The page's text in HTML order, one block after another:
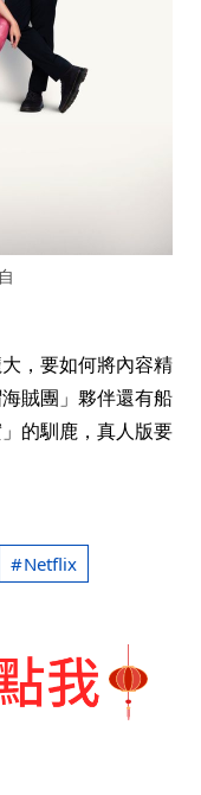
，要如何將內容精
賊團」夥伴還有船
的馴鹿，真人版要
Netflix